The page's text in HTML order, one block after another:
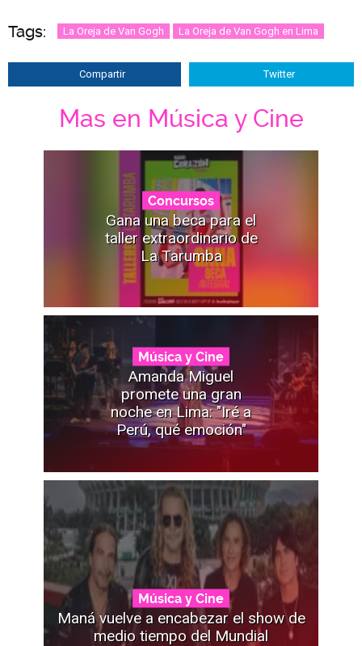
Tags: La Oreja de Van Gogh La Oreja de Van Gogh en Lima
Compartir Twitter
Mas en Música y Cine
Concursos
Gana una beca para el
taller extraordinario de
La Tarumba
Música y Cine
Amanda Miguel
promete una gran
noche en Lima: "Iré a
Perú, qué emoción"
Música y Cine
Maná vuelve a encabezar el show de
medio tiempo del Mundial